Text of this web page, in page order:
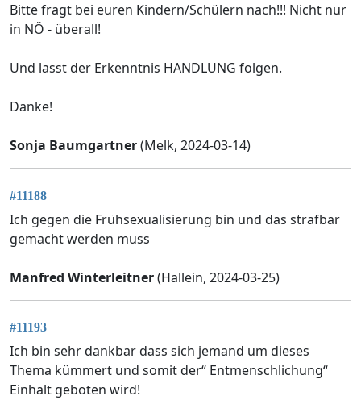
Bitte fragt bei euren Kindern/Schülern nach!!! Nicht nur
in NÖ - überall!
Und lasst der Erkenntnis HANDLUNG folgen.
Danke!
Sonja Baumgartner(Melk, 2024-03-14)
#11188
Ich gegen die Frühsexualisierung bin und das strafbar
gemacht werden muss
Manfred Winterleitner(Hallein, 2024-03-25)
#11193
Ich bin sehr dankbar dass sich jemand um dieses
Thema kümmert und somit der“ Entmenschlichung“
Einhalt geboten wird!